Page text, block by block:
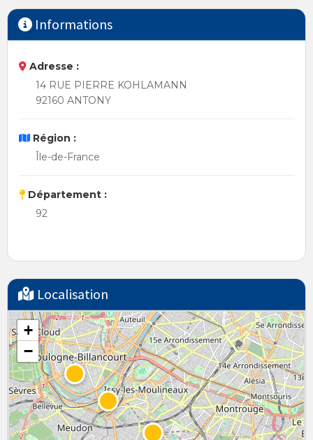
Informations
Adresse :
14 RUE PIERRE KOHLAMANN
92160 ANTONY
Région :
Île-de-France
Département :
92
Localisation
+
−